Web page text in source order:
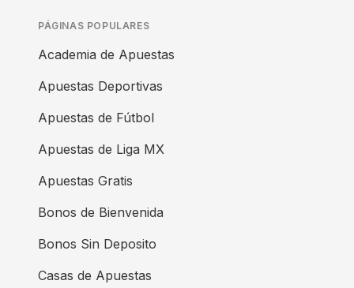
PÁGINAS POPULARES
Academia de Apuestas
Apuestas Deportivas
Apuestas de Fútbol
Apuestas de Liga MX
Apuestas Gratis
Bonos de Bienvenida
Bonos Sin Deposito
Casas de Apuestas